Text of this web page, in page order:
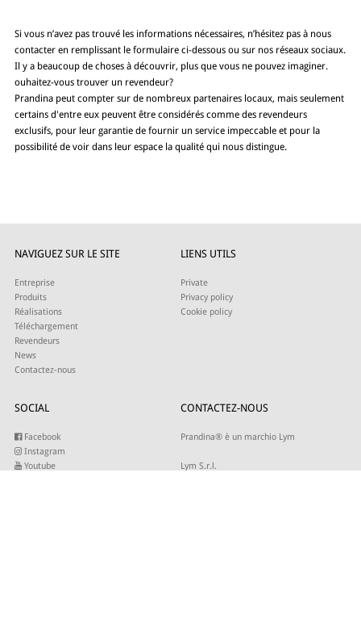
Si vous n’avez pas trouvé les informations nécessaires, n’hésitez pas à nous
contacter en remplissant le formulaire ci-dessous ou sur nos réseaux sociaux.
Il y a beaucoup de choses à découvrir, plus que vous ne pouvez imaginer.
ouhaitez-vous trouver un revendeur?
Prandina peut compter sur de nombreux partenaires locaux, mais seulement
certains d'entre eux peuvent être considérés comme des revendeurs
exclusifs, pour leur garantie de fournir un service impeccable et pour la
possibilité de voir dans leur espace la qualité qui nous distingue.
NAVIGUEZ SUR LE SITE
Entreprise
Produits
Réalisations
Téléchargement
Revendeurs
News
Contactez-nous
LIENS UTILS
Private
Privacy policy
Cookie policy
SOCIAL
Facebook
Instagram
Youtube
CONTACTEZ-NOUS
Prandina® è un marchio Lym
Lym S.r.l.